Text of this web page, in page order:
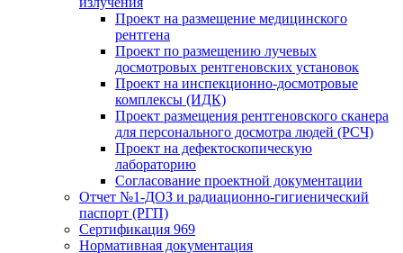
Проект на размещение медицинского
рентгена
Проект по размещению лучевых
досмотровых рентгеновских установок
Проект на инспекционно-досмотровые
комплексы (ИДК)
Проект размещения рентгеновского сканера
для персонального досмотра людей (РСЧ)
Проект на дефектоскопическую
лабораторию
Согласование проектной документации
Отчет №1-ДОЗ и радиационно-гигиенический
паспорт (РГП)
Сертификация 969
Нормативная документация